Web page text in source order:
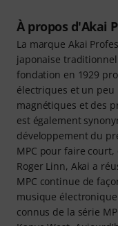
À propos d'Akai
La marque Akai
japonaise
fondation en 1929
électriques et un peu
magnétiques et des
est également
développement du
MPC pour faire
Roger Linn, Akai a
MPC continue de
musique
connus de la série